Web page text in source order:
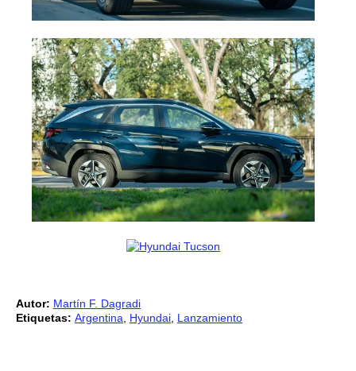
Autor: Martín F. Dagradi
Etiquetas: Argentina, Hyundai, Lanzamiento